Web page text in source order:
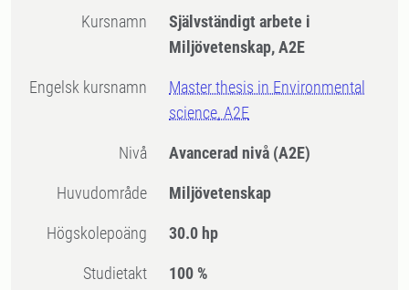
Kursnamn
Självständigt arbete i
Miljövetenskap, A2E
Engelsk kursnamn
Master thesis in Environmental
science, A2E
Nivå Avancerad nivå (A2E)
Huvudområde Miljövetenskap
högskolepoäng 30.0 hp
Studietakt 100 %